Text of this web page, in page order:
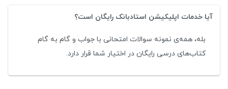
آیا خدمات اپلیکیشن استادبانک رایگان است؟
بله، همه‌ی نمونه سوالات امتحانی با جواب و گام به گام
کتاب‌های درسی رایگان در اختیار شما قرار دارد.